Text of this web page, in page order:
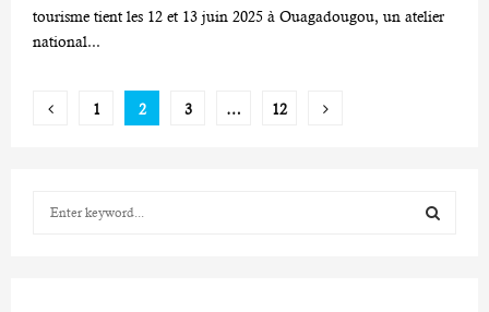
tourisme tient les 12 et 13 juin 2025 à Ouagadougou, un atelier
national...
Pagination
1 2 3 … 12